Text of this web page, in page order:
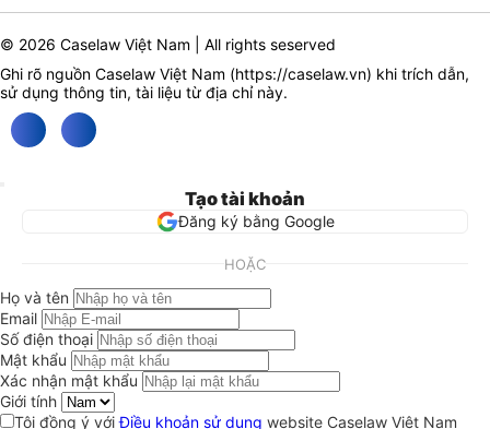
© 2026 Caselaw Việt Nam | All rights seserved
Ghi rõ nguồn Caselaw Việt Nam (https://caselaw.vn) khi trích dẫn,
sử dụng thông tin, tài liệu từ địa chỉ này.
Tạo tài khoản
Đăng ký bằng Google
HOẶC
Họ và tên
Email
Số điện thoại
Mật khẩu
Xác nhận mật khẩu
Giới tính
Tôi đồng ý vớiĐiều khoản sử dụng website Caselaw Việt Nam